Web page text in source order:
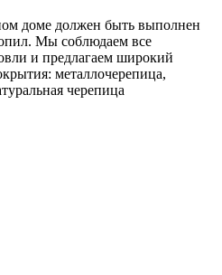
доме должен быть выполнен
Мы соблюдаем все
и предлагаем широкий
металлочерепица,
черепица